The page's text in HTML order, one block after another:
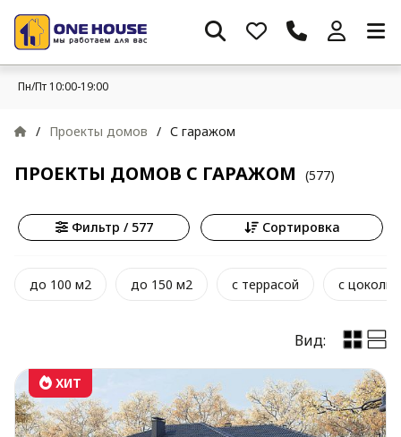
Пн/Пт 10:00-19:00
/ Проекты домов / С гаражом
ПРОЕКТЫ ДОМОВ С ГАРАЖОМ (577)
Фильтр / 577 Сортировка
до 100 м2 до 150 м2 с террасой с
Вид:
ХИТ